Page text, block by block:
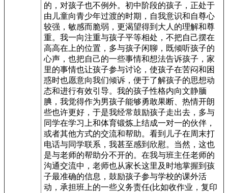
的，对孩子也不例外。初中阶段的孩子，正处于
由儿童向青少年过渡的时期，自我意识和自尊心
较强，敏感而脆弱，更渴望得到大人的理解和尊
重。我一向注重与孩子平等相处，不把自己摆在
高高在上的位置，多与孩子闲聊，既倾听孩子的
心声，也把自己的一些事情和想法告诉孩子，家
里的事情也让孩子参与讨论，使孩子在苦闷和困
惑时也愿意向我们倾诉，便于了解孩子的思想动
态和进行有效引导。我的孩子性格内向文静腼
腆，我觉得作为男孩子能够勇敢果断、热情开朗
些也许更好，于是我经常鼓励孩子走出去，多与
同学在学习上和体育锻炼上结成一对一的伙伴，
或者其他方式的交流和帮助。看到儿子在周末打
电话与同学联系，我甚至感到欣慰。当然，这也
是与老师的帮助分不开的。在我与班主任老师的
沟通交流中，老师也从家长这里及时地掌握到孩
子最准确的信息，鼓励孩子参与学校的课外活
动，承担班上的一些义务责任(比如收作业，复印